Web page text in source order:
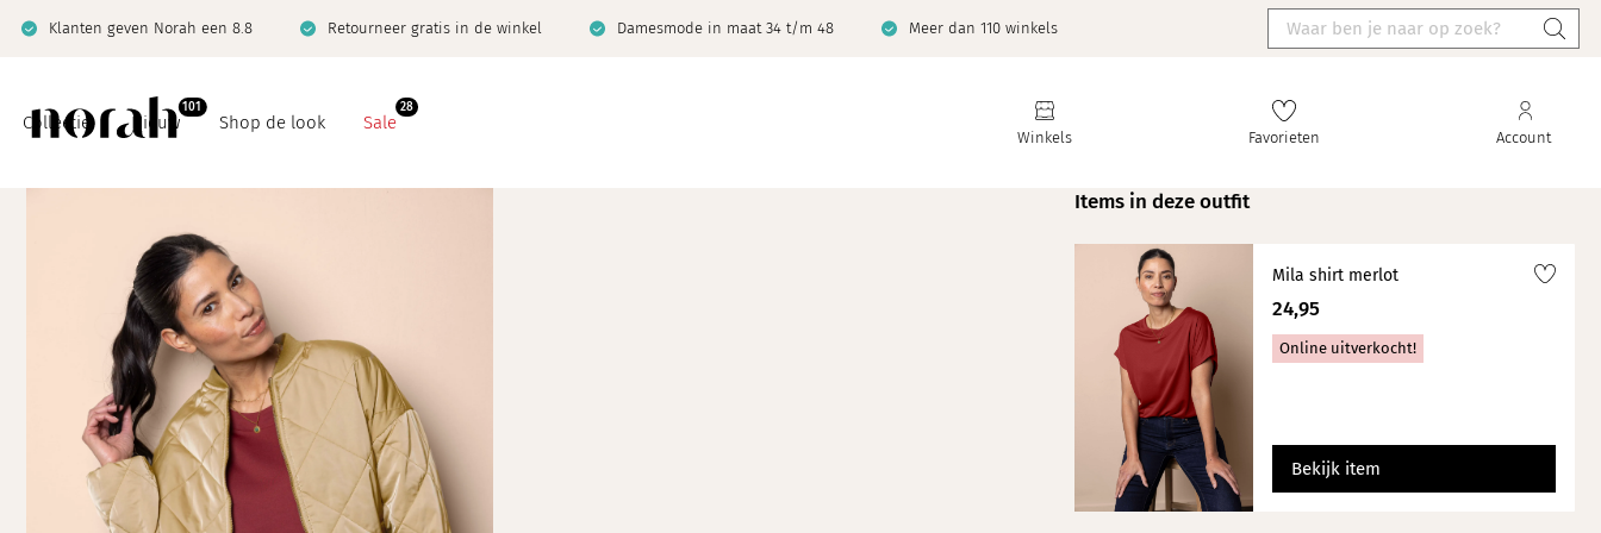
Klanten geven Norah een 8.8 Retourneer gratis in de winkel Damesmode in maat 34 t/m 48 Meer dan 110 winkels
Winkels Favorieten Account
Collectie Nieuw
101
Shop de look Sale
28
Denim
Giftcard
Jeanswijzer
Jeanswijzer
Limited
Items in deze outfit
Mila shirt merlot
24,95
Online uitverkocht!
Bekijk item